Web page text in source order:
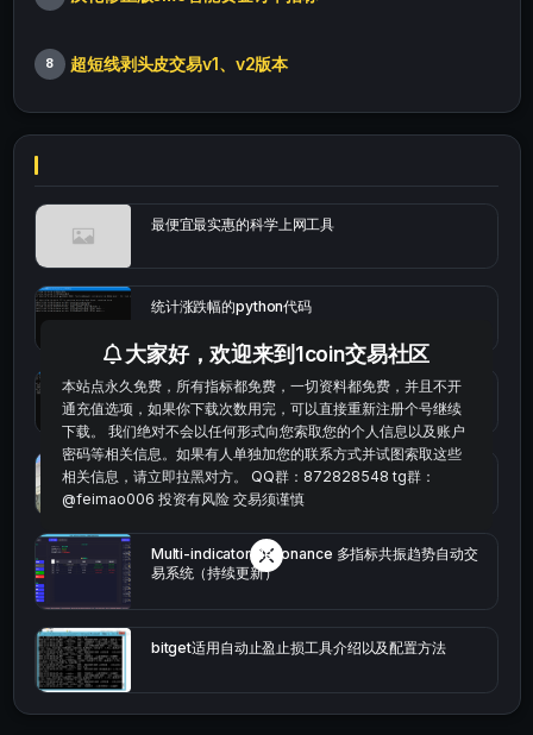
8 超短线剥头皮交易v1、v2版本
最便宜最实惠的科学上网工具
统计涨跌幅的python代码
okx的短线量化的免费版本
bybit安卓端
Multi-indicator Resonance 多指标共振趋势自动交
易系统（持续更新）
bitget适用自动止盈止损工具介绍以及配置方法
大家好，欢迎来到1coin交易社区
本站点永久免费，所有指标都免费，一切资料都免费，并且不开
通充值选项，如果你下载次数用完，可以直接重新注册个号继续
下载。 我们绝对不会以任何形式向您索取您的个人信息以及账户
密码等相关信息。如果有人单独加您的联系方式并试图索取这些
相关信息，请立即拉黑对方。 QQ群：872828548 tg群：
@feimao006 投资有风险 交易须谨慎